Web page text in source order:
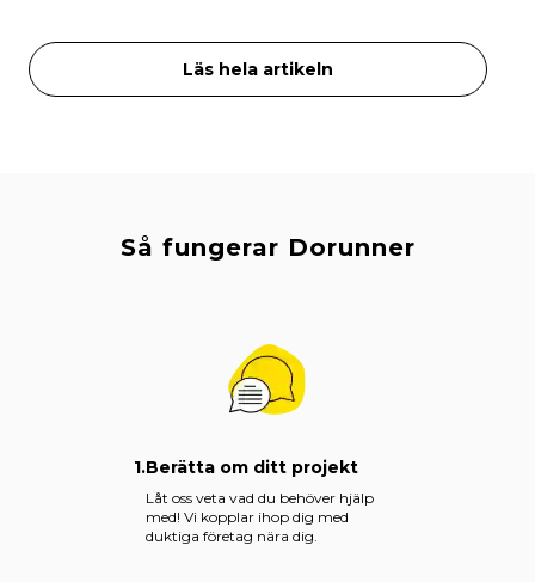
Läs hela artikeln
Så fungerar Dorunner
1.Berätta om ditt projekt
Låt oss veta vad du behöver hjälp
med! Vi kopplar ihop dig med
duktiga företag nära dig.